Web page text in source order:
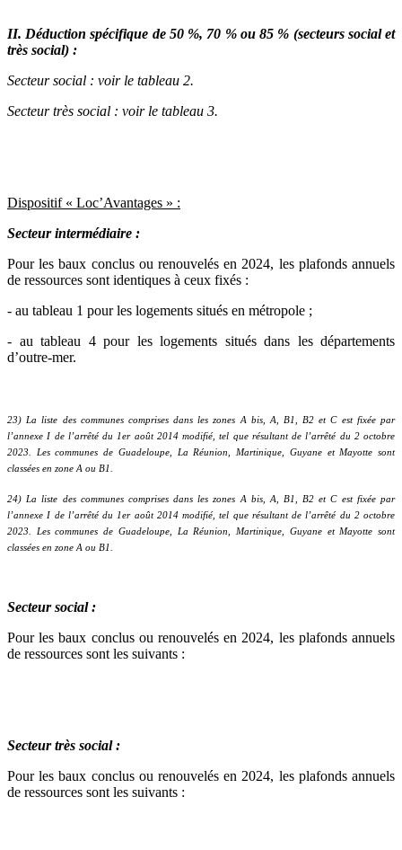
II. Déduction spécifique de 50 %, 70 % ou 85 % (secteurs social et
très social) :
Secteur social : voir le tableau 2.
Secteur très social : voir le tableau 3.
Dispositif « Loc’Avantages » :
Secteur intermédiaire :
Pour les baux conclus ou renouvelés en 2024, les plafonds annuels
de ressources sont identiques à ceux fixés :
- au tableau 1 pour les logements situés en métropole ;
- au tableau 4 pour les logements situés dans les départements
d’outre-mer.
23) La liste des communes comprises dans les zones A bis, A, B1, B2 et C est fixée par
l’annexe I de l’arrêté du 1er août 2014 modifié, tel que résultant de l’arrêté du 2 octobre
2023. Les communes de Guadeloupe, La Réunion, Martinique, Guyane et Mayotte sont
classées en zone A ou B1.
24) La liste des communes comprises dans les zones A bis, A, B1, B2 et C est fixée par
l’annexe I de l’arrêté du 1er août 2014 modifié, tel que résultant de l’arrêté du 2 octobre
2023. Les communes de Guadeloupe, La Réunion, Martinique, Guyane et Mayotte sont
classées en zone A ou B1.
Secteur social :
Pour les baux conclus ou renouvelés en 2024, les plafonds annuels
de ressources sont les suivants :
Secteur très social :
Pour les baux conclus ou renouvelés en 2024, les plafonds annuels
de ressources sont les suivants :